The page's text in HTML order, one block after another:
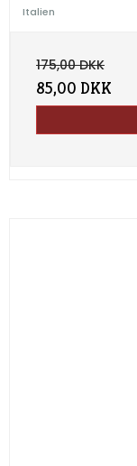
Italien
175,00 DKK
85,00 DKK